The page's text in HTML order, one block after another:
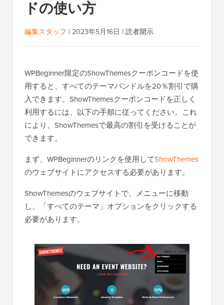
ドの使い方
編集スタッフ | 2023年5月16日 | 読者開示
WPBeginner限定のShowThemesクーポンコードを使
用すると、すべてのテーマバンドルを20％割引で購
入できます。ShowThemesクーポンコードを正しく
利用するには、以下の手順に従ってください。これ
により、ShowThemesで最高の割引を受けることが
できます。
まず、WPBeginnerのリンクを使用してShowThemes
のウェブサイトにアクセスする必要があります。
ShowThemesのウェブサイトで、メニューに移動
し、「すべてのテーマ」オプションをクリックする
必要があります。